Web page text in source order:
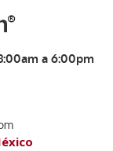
a 6:00pm